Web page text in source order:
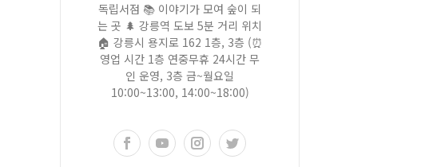
독립서점 📚 이야기가 모여 숲이 되
는 곳 🌲 강릉역 도보 5분 거리 위치
🏠 강릉시 용지로 162 1층, 3층 (⏰
영업 시간 1층 연중무휴 24시간 무
인 운영, 3층 금~월요일
10:00~13:00, 14:00~18:00)